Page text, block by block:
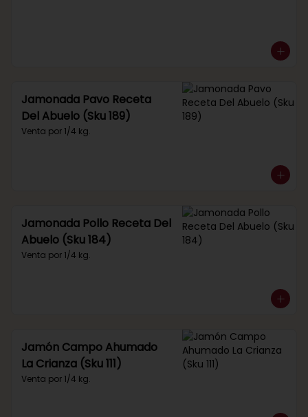
Jamonada Pavo Receta
Del Abuelo (Sku 189)
Venta por 1/4 kg.
Jamonada Pollo Receta Del
Abuelo (Sku 184)
Venta por 1/4 kg.
Jamón Campo Ahumado
La Crianza (Sku 111)
Venta por 1/4 kg.